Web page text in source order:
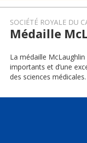
SOCIÉTÉ ROYALE DU
Médaille
La médaille
importants et d’une
des sciences médicales.